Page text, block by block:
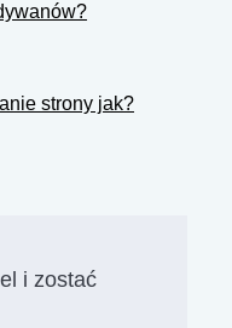
strony jak?
i zostać